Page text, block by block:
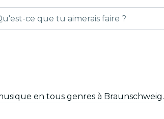
en tous genres à Braunschweig.